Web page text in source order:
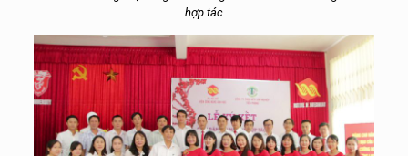
hợp tác